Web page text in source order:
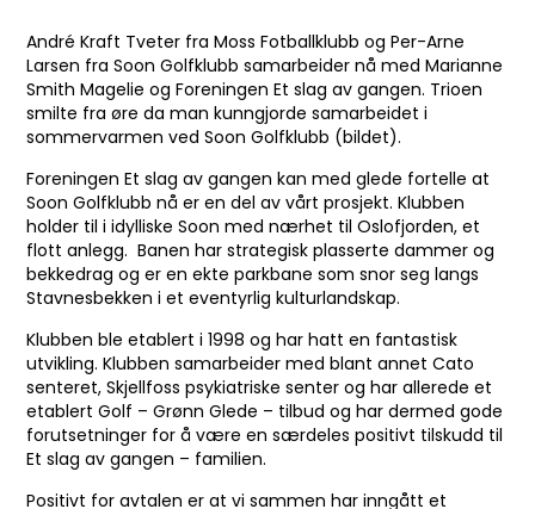
André Kraft Tveter fra Moss Fotballklubb og Per-Arne
Larsen fra Soon Golfklubb samarbeider nå med Marianne
Smith Magelie og Foreningen Et slag av gangen. Trioen
smilte fra øre da man kunngjorde samarbeidet i
sommervarmen ved Soon Golfklubb (bildet).
Foreningen Et slag av gangen kan med glede fortelle at
Soon Golfklubb nå er en del av vårt prosjekt. Klubben
holder til i idylliske Soon med nærhet til Oslofjorden, et
flott anlegg. Banen har strategisk plasserte dammer og
bekkedrag og er en ekte parkbane som snor seg langs
Stavnesbekken i et eventyrlig kulturlandskap.
Klubben ble etablert i 1998 og har hatt en fantastisk
utvikling. Klubben samarbeider med blant annet Cato
senteret, Skjellfoss psykiatriske senter og har allerede et
etablert Golf – Grønn Glede – tilbud og har dermed gode
forutsetninger for å være en særdeles positivt tilskudd til
Et slag av gangen – familien.
Positivt for avtalen er at vi sammen har inngått et